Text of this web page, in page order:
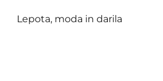
Lepota, moda in darila